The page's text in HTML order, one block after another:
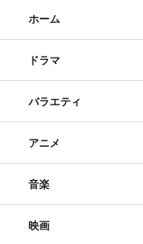
ホーム
ドラマ
バラエティ
アニメ
音楽
映画